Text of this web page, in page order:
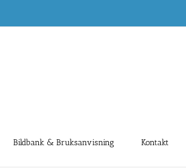
Bildbank & Bruksanvisning Kontakt